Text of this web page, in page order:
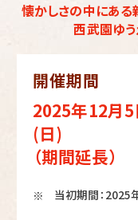
懐かしさの中にある
西武園ゆう
開催期間
2025年12月
(日)
（期間延長）
※ 当初期間：2025